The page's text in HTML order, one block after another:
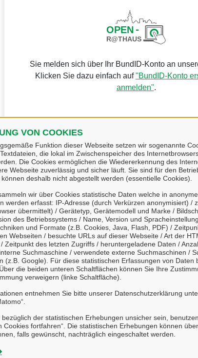
VON COOKIES
Funktion dieser Webseite setzen wir sogenannte
die lokal im Zwischenspeicher des
Die Cookies ermöglichen die Wiedererkennung des
Webseite zuverlässig und sicher läuft. Sie sind für den
deshalb nicht abgestellt werden (essentielle Cookies).
wir über Cookies statistische Daten welche in
werden erfasst: IP-Adresse (durch Verkürzen anonymisiert) /
übermittelt) / Gerätetyp, Gerätemodell und Marke /
des Betriebssystems / Name, Version und
und Formate (z.B. Cookies, Java, Flash, PDF) /
Webseiten / besuchte URLs auf dieser Webseite / Art der
Zeitpunkt des letzten Zugriffs / heruntergeladene Daten /
Suchmaschine / verwendete externe Suchmaschinen /
(z.B. Google). Für diese statistischen Erfassungen von Daten
die beiden unteren Schaltflächen können Sie Ihre
verweigern (linke Schaltfläche).
entnehmen Sie bitte unserer Datenschutzerklärung
der statistischen Erhebungen unsicher sein,
Cookies fortfahren“. Die statistischen Erhebungen können
falls gewünscht, nachträglich eingeschaltet werden.
Sie melden sich über Ihr BundID-Konto an
Klicken Sie dazu einfach auf"BundID-Konto
anmelden".
4. Kommunikation über unser
Viele Leistungen sind an unseren digitalen
Dort haben Sie einen Überblick über alle
können mit uns unkompliziert in Kontakt
Sie auf der